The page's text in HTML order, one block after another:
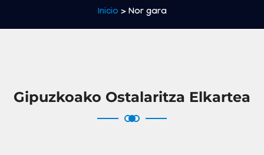
Inicio > Nor gara
Gipuzkoako Ostalaritza Elkartea